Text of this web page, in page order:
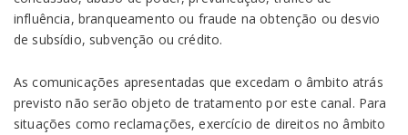
influência, branqueamento ou fraude na obtenção ou desvio
de subsídio, subvenção ou crédito.
As comunicações apresentadas que excedam o âmbito atrás
previsto não serão objeto de tratamento por este canal. Para
situações como reclamações, exercício de direitos no âmbito